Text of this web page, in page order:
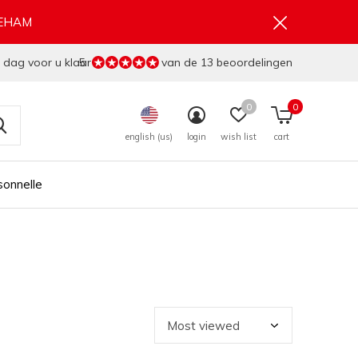
english (us) login wish list
0
cart
0
voor u klaar
5 van de 13 beoordelingen